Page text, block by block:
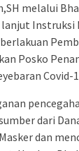
melalui
Instruksi
Posko
Covid-
dari
dan